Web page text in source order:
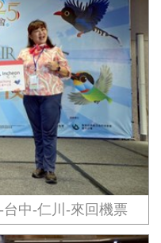
中-仁川-來回機票